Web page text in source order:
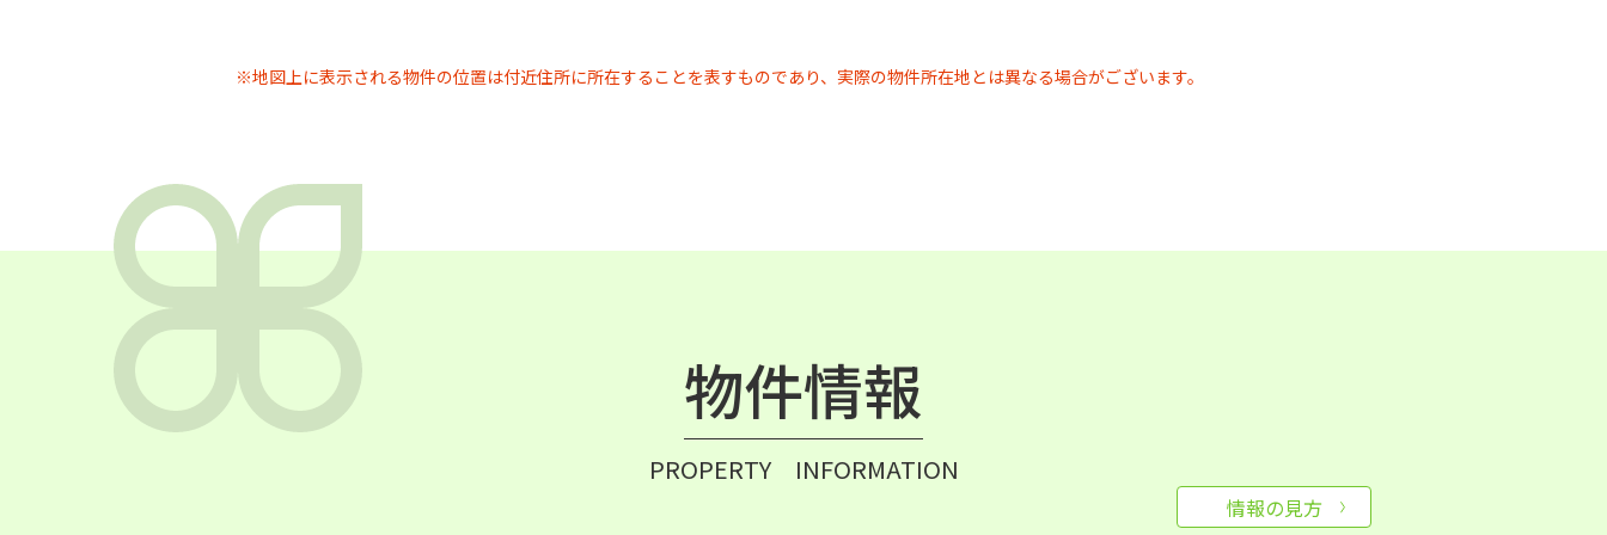
※地図上に表示される物件の位置は付近住所に所在することを表すものであり、実際の物件所在地とは異なる場合がございます。
物件情報
PROPERTY INFORMATION
情報の見方